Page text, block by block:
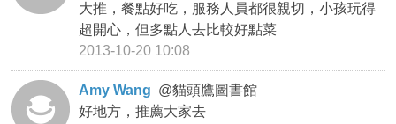
大推，餐點好吃，服務人員都很親切，小孩玩得
超開心，但多點人去比較好點菜
2013-10-20 10:08
Amy Wang @貓頭鷹圖書館
好地方，推薦大家去